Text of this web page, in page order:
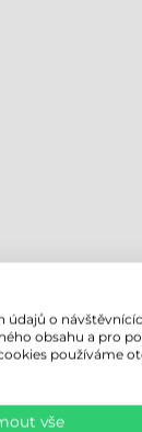
STOLNÍ
údajů o
obsahu a pro
používáme
vše